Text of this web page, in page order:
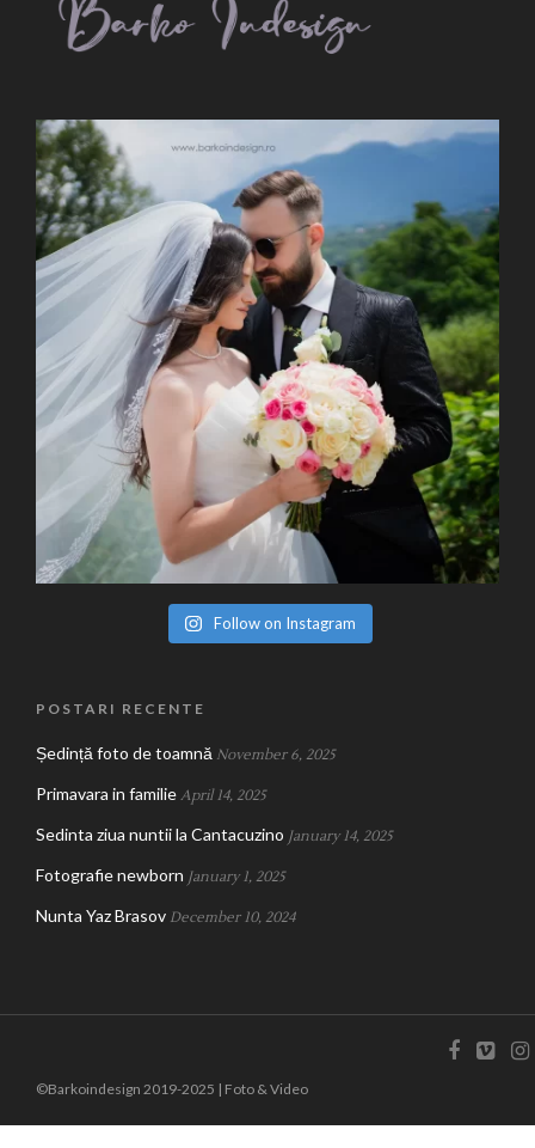
Follow on Instagram
POSTARI RECENTE
Ședință foto de toamnă November 6, 2025
Primavara in familie April 14, 2025
Sedinta ziua nuntii la Cantacuzino January 14, 2025
Fotografie newborn January 1, 2025
Nunta Yaz Brasov December 10, 2024
©Barkoindesign 2019-2025 | Foto & Video